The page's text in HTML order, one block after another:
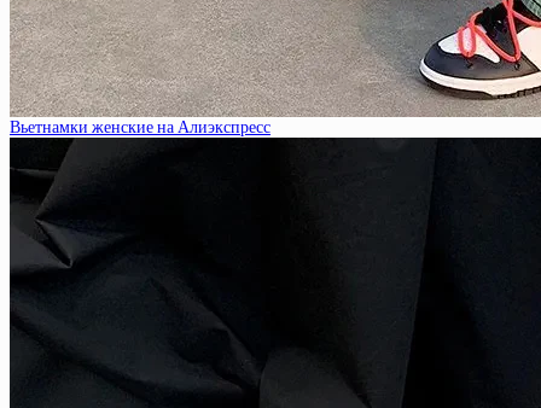
Вьетнамки женские на Алиэкспресс